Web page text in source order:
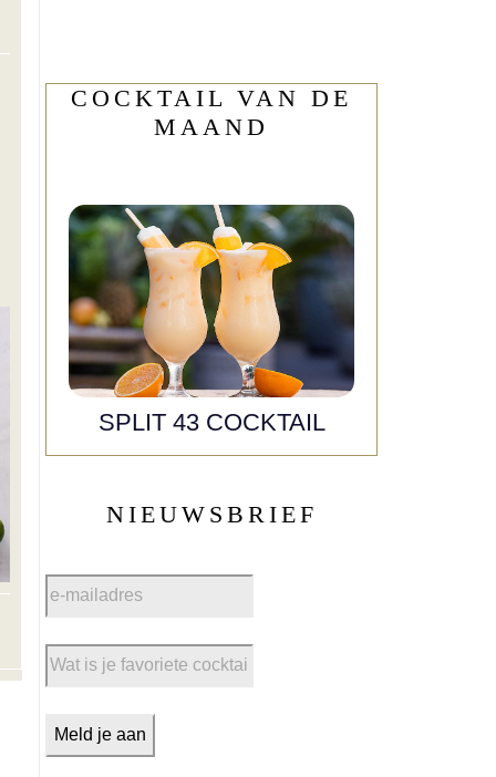
COCKTAIL VAN DE
MAAND
SPLIT 43 COCKTAIL
NIEUWSBRIEF